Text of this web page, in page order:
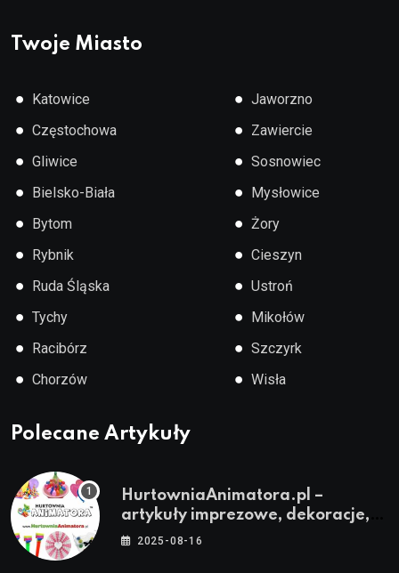
Twoje Miasto
● Katowice
● Częstochowa
● Gliwice
● Bielsko-Biała
● Bytom
● Rybnik
● Ruda Śląska
● Tychy
● Racibórz
● Chorzów
● Jaworzno
● Zawiercie
● Sosnowiec
● Mysłowice
● Żory
● Cieszyn
● Ustroń
● Mikołów
● Szczyrk
● Wisła
Polecane Artykuły
HurtowniaAnimatora.pl –
artykuły imprezowe, dekoracje,
stroje i akcesoria dla animatorów
2025-08-16